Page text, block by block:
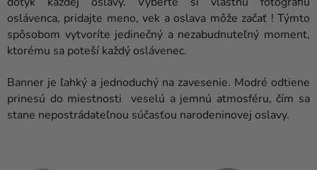
oslávenca, pridajte meno, vek a oslava môže začať ! Týmto
spôsobom vytvoríte jedinečný a nezabudnuteľný moment,
ktorému sa poteší každý oslávenec.
Banner je ľahký a jednoduchý na zavesenie. Modré odtiene
prinesú do miestnosti veselú a jemnú atmosféru, čím sa
stane nepostrádateľnou súčasťou narodeninovej oslavy.